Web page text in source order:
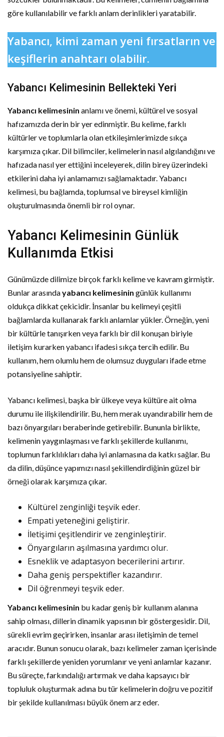
göre kullanılabilir ve farklı anlam derinlikleri yaratabilir.
Yabancı, kimi zaman yeni fırsatların ve
keşiflerin anahtarı olabilir.
Yabancı Kelimesinin Bellekteki Yeri
Yabancı kelimesinin anlamı ve önemi, kültürel ve sosyal
hafızamızda derin bir yer edinmiştir. Bu kelime, farklı
kültürler ve toplumlarla olan etkileşimlerimizde sıkça
karşımıza çıkar. Dil bilimciler, kelimelerin nasıl algılandığını ve
hafızada nasıl yer ettiğini inceleyerek, dilin birey üzerindeki
etkilerini daha iyi anlamamızı sağlamaktadır. Yabancı
kelimesi, bu bağlamda, toplumsal ve bireysel kimliğin
oluşturulmasında önemli bir rol oynar.
Yabancı Kelimesinin Günlük
Kullanımda Etkisi
Günümüzde dilimize birçok farklı kelime ve kavram girmiştir.
Bunlar arasındayabancı kelimesinin günlük kullanımı
oldukça dikkat çekicidir. İnsanlar bu kelimeyi çeşitli
bağlamlarda kullanarak farklı anlamlar yükler. Örneğin, yeni
bir kültürle tanışırken veya farklı bir dil konuşan biriyle
iletişim kurarken yabancı ifadesi sıkça tercih edilir. Bu
kullanım, hem olumlu hem de olumsuz duyguları ifade etme
potansiyeline sahiptir.
Yabancı kelimesi, başka bir ülkeye veya kültüre ait olma
durumu ile ilişkilendirilir. Bu, hem merak uyandırabilir hem de
bazı önyargıları beraberinde getirebilir. Bununla birlikte,
kelimenin yaygınlaşması ve farklı şekillerde kullanımı,
toplumun farklılıkları daha iyi anlamasına da katkı sağlar. Bu
da dilin, düşünce yapımızı nasıl şekillendirdiğinin güzel bir
örneği olarak karşımıza çıkar.
Kültürel zenginliği teşvik eder.
Empati yeteneğini geliştirir.
İletişimi çeşitlendirir ve zenginleştirir.
Önyargıların aşılmasına yardımcı olur.
Esneklik ve adaptasyon becerilerini artırır.
Daha geniş perspektifler kazandırır.
Dil öğrenmeyi teşvik eder.
Yabancı kelimesinin bu kadar geniş bir kullanım alanına
sahip olması, dillerin dinamik yapısının bir göstergesidir. Dil,
sürekli evrim geçirirken, insanlar arası iletişimin de temel
aracıdır. Bunun sonucu olarak, bazı kelimeler zaman içerisinde
farklı şekillerde yeniden yorumlanır ve yeni anlamlar kazanır.
Bu süreçte, farkındalığı artırmak ve daha kapsayıcı bir
topluluk oluşturmak adına bu tür kelimelerin doğru ve pozitif
bir şekilde kullanılması büyük önem arz eder.